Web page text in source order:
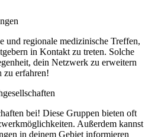
und regionale medizinische Treffen,
in Kontakt zu treten. Solche
dein Netzwerk zu erweitern
zu erfahren!
bei! Diese Gruppen bieten oft
Außerdem kannst
in deinem Gebiet informieren